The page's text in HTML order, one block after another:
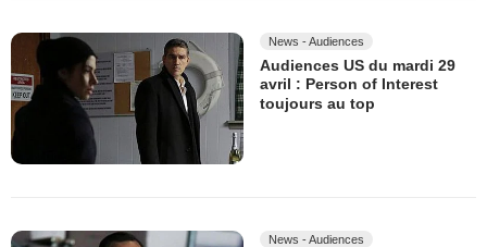
News - Audiences
Audiences US du mardi 29
avril : Person of Interest
toujours au top
News - Audiences